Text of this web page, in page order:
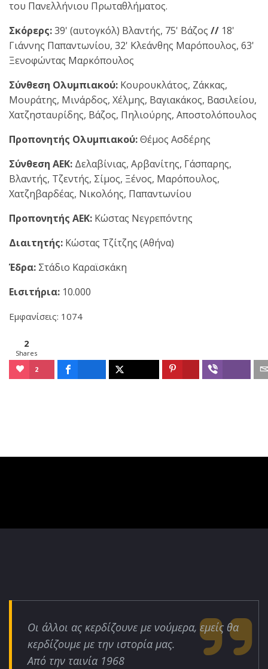
του Πανελλήνιου Πρωταθλήματος.
Σκόρερς:39' (αυτογκόλ) Βλαντής, 75' Βάζος // 18'
Γιάννης Παπαντωνίου, 32' Κλεάνθης Μαρόπουλος, 63'
Ξενοφώντας Μαρκόπουλος
Σύνθεση Ολυμπιακού: Κουρουκλάτος, Ζάκκας,
Μουράτης, Μινάρδος, Χέλμης, Βαγιακάκος, Βασιλείου,
Χατζησταυρίδης, Βάζος, Πηλιούρης, Αποστολόπουλος
Προπονητής Ολυμπιακού:Θέμος Ασδέρης
Σύνθεση ΑΕΚ: Δελαβίνιας, Αρβανίτης, Γάσπαρης,
Βλαντής, Τζεντής, Σίμος, Ξένος, Μαρόπουλος,
Χατζηβαρδέας, Νικολόης, Παπαντωνίου
Προπονητής ΑΕΚ: Κώστας Νεγρεπόντης
Διαιτητής: Κώστας Τζίτζης (Αθήνα)
Έδρα: Στάδιο Καραϊσκάκη
Εισιτήρια: 10.000
Εμφανίσεις: 1074
2
Shares
2
Οι άλλοι ας κερδίζουνε με νούμερα, εμείς θα
κερδίζουμε με την ιστορία μας.
Από την ταινία 1968